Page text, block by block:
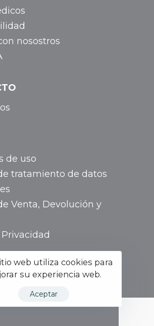
nosostros
de uso
tratamiento de datos
Venta, Devolución y
- Calle 74a # 20c
web utiliza cookies para
su experiencia web.
Aceptar